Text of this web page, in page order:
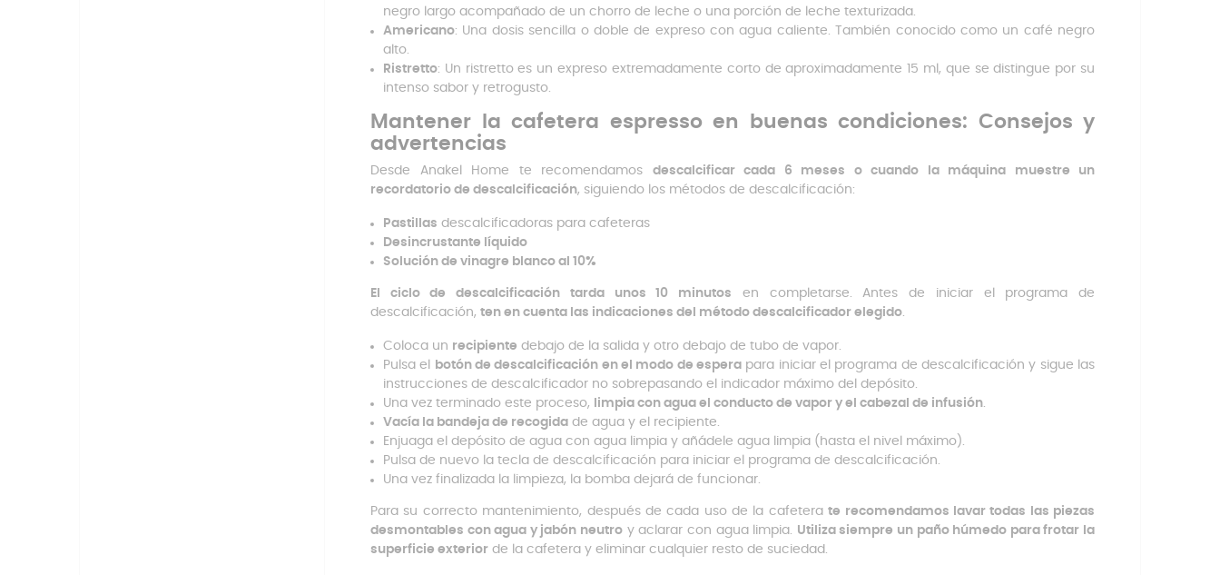
negro largo acompañado de un chorro de leche o una porción de leche texturizada.
Americano: Una dosis sencilla o doble de expreso con agua caliente. También conocido como un café negro
alto.
Ristretto: Un ristretto es un expreso extremadamente corto de aproximadamente 15 ml, que se distingue por su
intenso sabor y retrogusto.
Mantener la cafetera espresso en buenas condiciones: Consejos y
advertencias
Desde Anakel Home te recomendamos descalcificar cada 6 meses o cuando la máquina muestre un
recordatorio de descalcificación, siguiendo los métodos de descalcificación:
Pastillas descalcificadoras para cafeteras
Desincrustante líquido
Solución de vinagre blanco al 10%
El ciclo de descalcificación tarda unos 10 minutos en completarse. Antes de iniciar el programa de
descalcificación, ten en cuenta las indicaciones del método descalcificador elegido
Coloca un recipiente debajo de la salida y otro debajo de tubo de vapor.
Pulsa el
botón de descalcificación en el modo de espera para iniciar el programa de descalcificación y sigue las
instrucciones de descalcificador no sobrepasando el indicador máximo del depósito.
Una vez terminado este proceso,
limpia con agua el conducto de vapor y el cabezal de infusión
Vacía la bandeja de recogida de agua y el recipiente.
Enjuaga el depósito de agua con agua limpia y añádele agua limpia (hasta el nivel máximo).
Pulsa de nuevo la tecla de descalcificación para iniciar el programa de descalcificación.
Una vez finalizada la limpieza, la bomba dejará de funcionar.
Para su correcto mantenimiento, después de cada uso de la cafeterate recomendamos lavar todas las piezas
desmontables con agua y jabón neutro y aclarar con agua limpia. Utiliza siempre un paño húmedo para frotar la
superficie exterior de la cafetera y eliminar cualquier resto de suciedad.